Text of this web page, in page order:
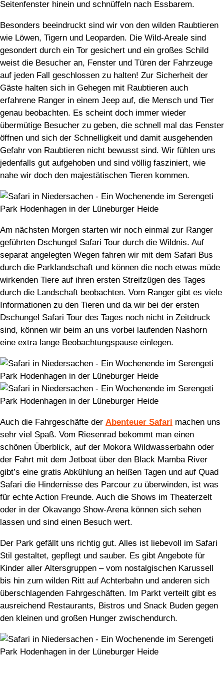
Seitenfenster hinein und schnüffeln nach Essbarem.
Besonders beeindruckt sind wir von den wilden Raubtieren
wie Löwen, Tigern und Leoparden. Die Wild-Areale sind
gesondert durch ein Tor gesichert und ein großes Schild
weist die Besucher an, Fenster und Türen der Fahrzeuge
auf jeden Fall geschlossen zu halten! Zur Sicherheit der
Gäste halten sich in Gehegen mit Raubtieren auch
erfahrene Ranger in einem Jeep auf, die Mensch und Tier
genau beobachten. Es scheint doch immer wieder
übermütige Besucher zu geben, die schnell mal das Fenster
öffnen und sich der Schnelligkeit und damit ausgehenden
Gefahr von Raubtieren nicht bewusst sind. Wir fühlen uns
jedenfalls gut aufgehoben und sind völlig fasziniert, wie
nahe wir doch den maje­s­tä­ti­schen Tieren kommen.
Am nächsten Morgen starten wir noch einmal zur Ranger
geführten Dschungel Safari Tour durch die Wildnis. Auf
separat angelegten Wegen fahren wir mit dem Safari Bus
durch die Parklandschaft und können die noch etwas müde
wirkenden Tiere auf ihren ersten Streifzügen des Tages
durch die Landschaft beobachten. Vom Ranger gibt es viele
Informationen zu den Tieren und da wir bei der ersten
Dschungel Safari Tour des Tages noch nicht in Zeitdruck
sind, können wir beim an uns vorbei laufenden Nashorn
eine extra lange Beobachtungspause einlegen.
Auch die Fahrgeschäfte der Abenteuer Safari machen uns
sehr viel Spaß. Vom Riesenrad bekommt man einen
schönen Überblick, auf der Mokora Wildwasserbahn oder
der Fahrt mit dem Jetboat über den Black Mamba River
gibt’s eine gratis Abkühlung an heißen Tagen und auf Quad
Safari die Hindernisse des Parcour zu überwinden, ist was
für echte Action Freunde. Auch die Shows im Theaterzelt
oder in der Okavango Show-Arena können sich sehen
lassen und sind einen Besuch wert.
Der Park gefällt uns richtig gut. Alles ist liebevoll im Safari
Stil gestaltet, gepflegt und sauber. Es gibt Angebote für
Kinder aller Altersgruppen – vom nostalgischen Karussell
bis hin zum wilden Ritt auf Achterbahn und anderen sich
überschlagenden Fahrgeschäften. Im Parkt verteilt gibt es
ausreichend Restaurants, Bistros und Snack Buden gegen
den kleinen und großen Hunger zwischendurch.